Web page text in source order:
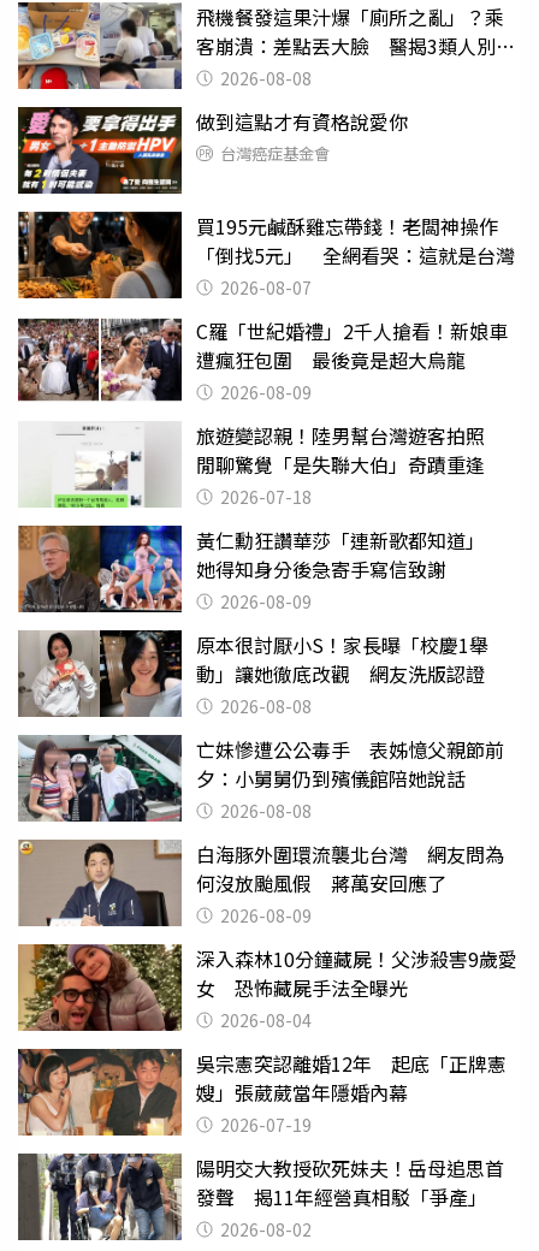
飛機餐發這果汁爆「廁所之亂」？乘
客崩潰：差點丟大臉 醫揭3類人別亂
喝 2026-08-08
做到這點才有資格說愛你
台灣癌症基金會
買195元鹹酥雞忘帶錢！老闆神操作
「倒找5元」 全網看哭：這就是台灣
2026-08-07
C羅「世紀婚禮」2千人搶看！新娘車
遭瘋狂包圍 最後竟是超大烏龍
2026-08-09
旅遊變認親！陸男幫台灣遊客拍照
閒聊驚覺「是失聯大伯」奇蹟重逢
2026-07-18
黃仁勳狂讚華莎「連新歌都知道」
她得知身分後急寄手寫信致謝
2026-08-09
原本很討厭小S！家長曝「校慶1舉
動」讓她徹底改觀 網友洗版認證
2026-08-08
亡妹慘遭公公毒手 表姊憶父親節前
夕：小舅舅仍到殯儀館陪她說話
2026-08-08
白海豚外圍環流襲北台灣 網友問為
何沒放颱風假 蔣萬安回應了
2026-08-09
深入森林10分鐘藏屍！父涉殺害9歲愛
女 恐怖藏屍手法全曝光
2026-08-04
吳宗憲突認離婚12年 起底「正牌憲
嫂」張葳葳當年隱婚內幕
2026-07-19
陽明交大教授砍死妹夫！岳母追思首
發聲 揭11年經營真相駁「爭產」
2026-08-02